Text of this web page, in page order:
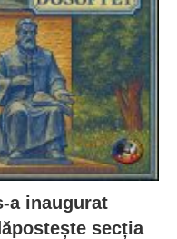
a inaugurat
secția